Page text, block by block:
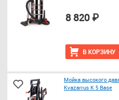
В КОРЗИНУ
8 820 ₽
Мойка высокого
Kvazarrus K 5 Base